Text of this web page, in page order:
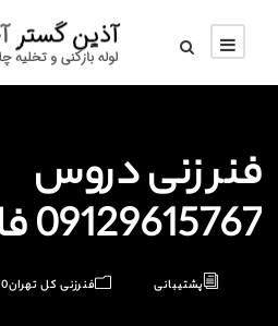
فنر زنی دروس
09129615767 فاضلاب
پشتیبانی فنرزنی کل تهران0